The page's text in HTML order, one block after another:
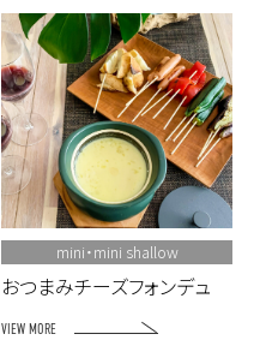
mini・mini shallow
おつまみチーズフォンデュ
VIEW MORE